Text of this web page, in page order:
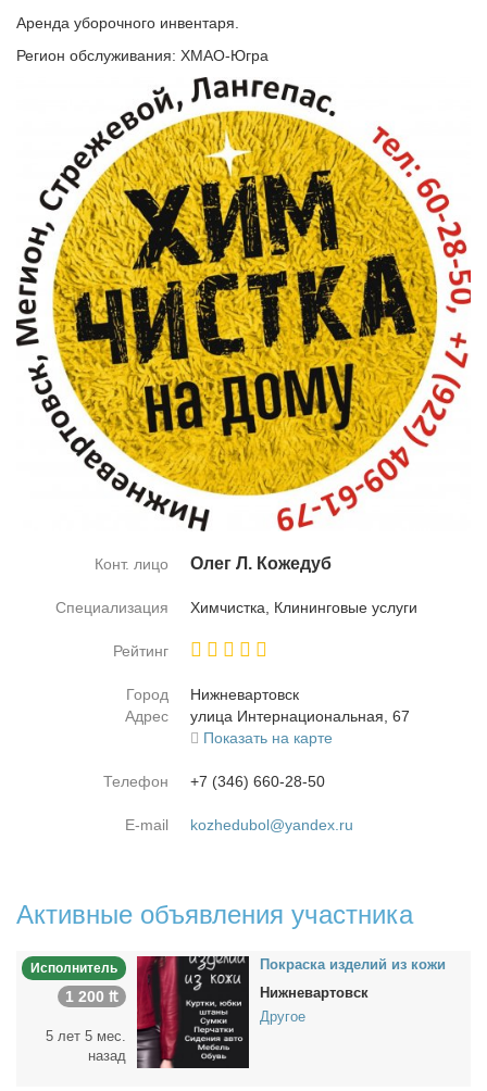
Аренда уборочного инвентаря.
Регион обслуживания: ХМАО-Югра
Конт. лицо Олег Л. Ко­же­дуб
Специализация Хим­чист­ка, Кли­нин­го­вые услу­ги
Рейтинг
Город
Ниж­не­вар­товск
Адрес
ули­ца Ин­тер­на­цио­наль­ная, 67
Показать на карте
Телефон +7 (346) 660-28-50
E-mail kozhedubol@yandex.ru
Активные объявления участника
Исполнитель
1 200 ₶
5 лет 5 мес.
назад
По­крас­ка из­де­лий из ко­жи
Нижневартовск
Другое